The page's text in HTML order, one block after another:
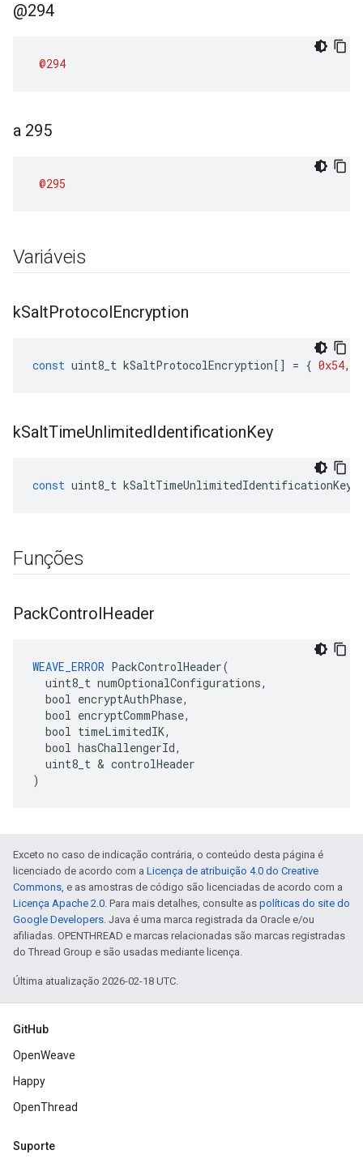
@294
@294
a 295
@295
Variáveis
kSaltProtocolEncryption
const uint8_t kSaltProtocolEncryption[] = { 0x54,
kSaltTimeUnlimitedIdentificationKey
const uint8_t kSaltTimeUnlimitedIdentificationKey
Funções
PackControlHeader
WEAVE_ERROR PackControlHeader(
  uint8_t numOptionalConfigurations,
  bool encryptAuthPhase,
  bool encryptCommPhase,
  bool timeLimitedIK,
  bool hasChallengerId,
  uint8_t & controlHeader
)
Exceto no caso de indicação contrária, o conteúdo desta página é
licenciado de acordo com a Licença de atribuição 4.0 do Creative
Commons, e as amostras de código são licenciadas de acordo com a
Licença Apache 2.0. Para mais detalhes, consulte as políticas do site do
Google Developers. Java é uma marca registrada da Oracle e/ou
afiliadas. OPENTHREAD e marcas relacionadas são marcas registradas
do Thread Group e são usadas mediante licença.
Última atualização 2026-02-18 UTC.
GitHub
OpenWeave
Happy
OpenThread
Suporte